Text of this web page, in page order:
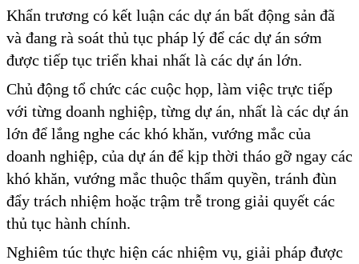
Khẩn trương có kết luận các dự án bất động sản đã
và đang rà soát thủ tục pháp lý để các dự án sớm
được tiếp tục triển khai nhất là các dự án lớn.
Chủ động tổ chức các cuộc họp, làm việc trực tiếp
với từng doanh nghiệp, từng dự án, nhất là các dự án
lớn để lắng nghe các khó khăn, vướng mắc của
doanh nghiệp, của dự án để kịp thời tháo gỡ ngay các
khó khăn, vướng mắc thuộc thẩm quyền, tránh đùn
đẩy trách nhiệm hoặc trậm trễ trong giải quyết các
thủ tục hành chính.
Nghiêm túc thực hiện các nhiệm vụ, giải pháp được